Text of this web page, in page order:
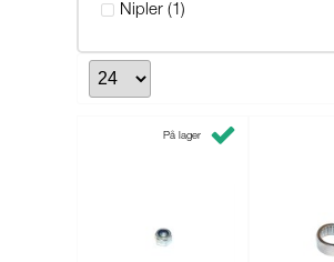
Nipler (1)
På lager